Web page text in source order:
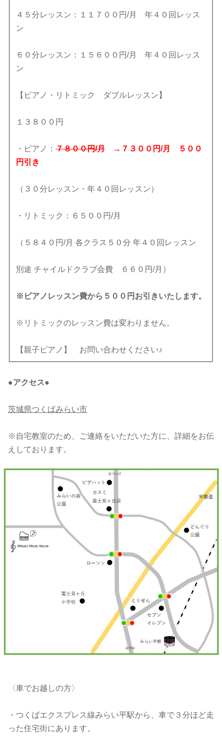
４５分レッスン：１１７００円/月 年４０回レッス
ン
６０分レッスン：１５６００円/月 年４０回レッス
ン
【ピアノ・リトミック ダブルレッスン】
１３８００円
・ピアノ： ７８００円/月 →７３００円/月 ５００
円引き
（３０分レッスン・年４０回レッスン）
・リトミック：６５００円/月
（５８４０円/月 各クラス５０分 年４０回レッスン
別途 チャイルドクラブ会費 ６６０円/月）
※ピアノレッスン費から５００円お引きいたします。
※リトミックのレッスン費は変わりません。
【親子ピアノ】 お問い合わせください♪
●アクセス●
茨城県つくばみらい市
※自宅教室のため、ご連絡をいただいた方に、詳細をお伝
えしております。
〈車でお越しの方〉
・つくばエクスプレス線みらい平駅から、車で３分ほど走
った住宅街にあります。